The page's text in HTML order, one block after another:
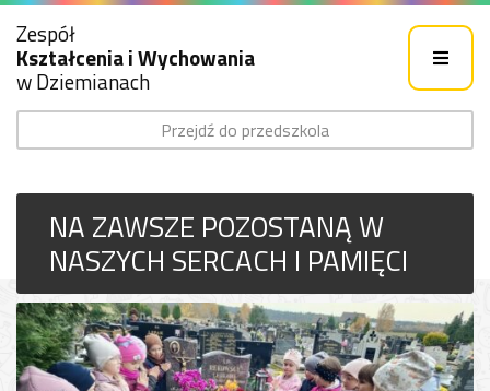
Zespół
Kształcenia i Wychowania
w Dziemianach
Przejdź do przedszkola
NA ZAWSZE POZOSTANĄ W
NASZYCH SERCACH I PAMIĘCI